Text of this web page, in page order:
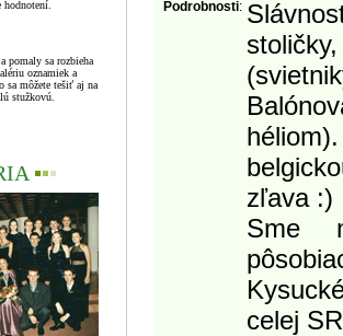
hodnotení.
pomaly sa rozbieha
oznamiek a
sa môžete tešiť aj na
stužkovú.
▪▪▪
Podrobnosti:
zľava :)
Sme
celej